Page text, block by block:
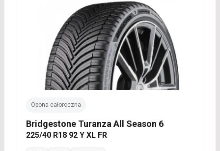
Opona całoroczna
Bridgestone Turanza All Season 6
225/40 R18 92 Y XL FR